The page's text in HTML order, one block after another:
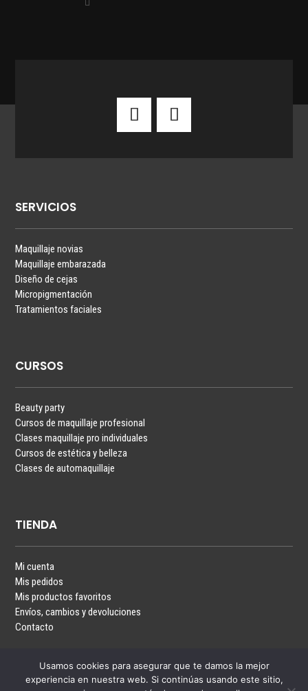
SERVICIOS
Maquillaje novias
Maquillaje embarazada
Diseño de cejas
Micropigmentación
Tratamientos faciales
CURSOS
Beauty party
Cursos de maquillaje profesional
Clases maquillaje pro individuales
Cursos de estética y belleza
Clases de automaquillaje
TIENDA
Mi cuenta
Mis pedidos
Mis productos favoritos
Envíos, cambios y devoluciones
Contacto
Usamos cookies para asegurar que te damos la mejor
experiencia en nuestra web. Si continúas usando este sitio,